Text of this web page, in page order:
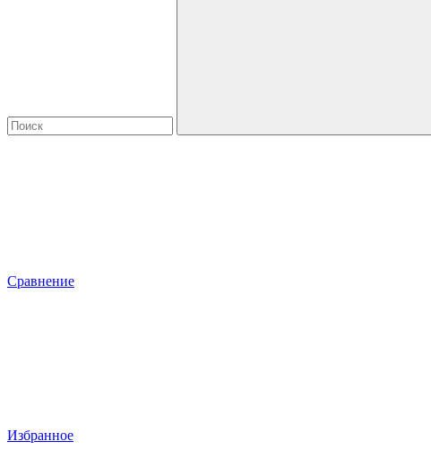
Сравнение
Избранное